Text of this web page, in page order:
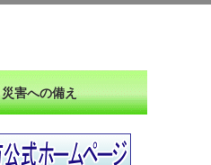
災害への備え